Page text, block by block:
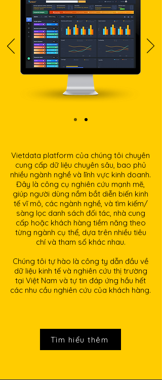
Vietdata platform của chúng tôi chuyên
cung cấp dữ liệu chuyên sâu, bao phủ
nhiều ngành nghề và lĩnh vực kinh doanh.
Đây là công cụ nghiên cứu mạnh mẽ,
giúp người dùng nắm bắt diễn biến kinh
tế vĩ mô, các ngành nghề, và tìm kiếm/
sàng lọc danh sách đối tác, nhà cung
cấp hoặc khách hàng tiềm năng theo
từng ngành cụ thể, dựa trên nhiều tiêu
chí và tham số khác nhau.
Chúng tôi tự hào là công ty dẫn đầu về
dữ liệu kinh tế và nghiên cứu thị trường
tại Việt Nam và tự tin đáp ứng hầu hết
các nhu cầu nghiên cứu của khách hàng.
Tìm hiểu thêm